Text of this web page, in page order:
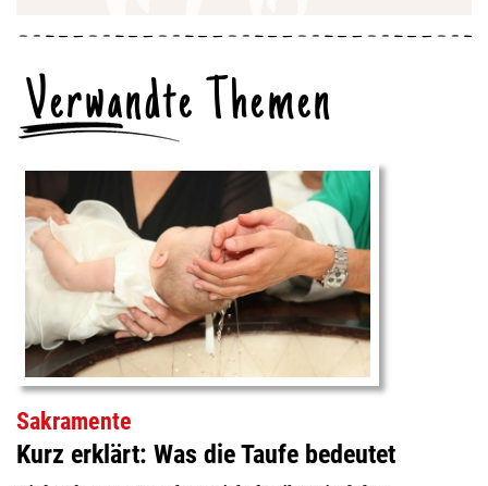
Verwandte Themen
Sakramente
Kurz erklärt: Was die Taufe bedeutet